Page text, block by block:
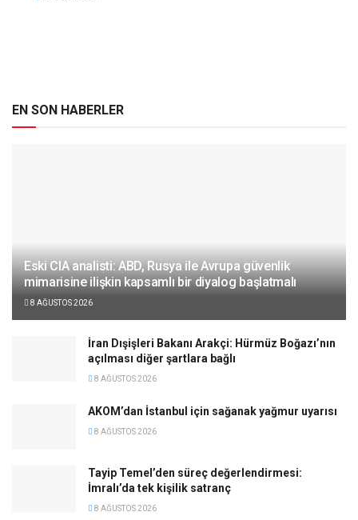
EN SON HABERLER
Eski CIA analisti: ABD, Rusya ile Avrupa güvenlik
mimarisine ilişkin kapsamlı bir diyalog başlatmalı
8 AĞUSTOS 2026
İran Dışişleri Bakanı Arakçi: Hürmüz Boğazı’nın
açılması diğer şartlara bağlı
8 AĞUSTOS 2026
AKOM’dan İstanbul için sağanak yağmur uyarısı
8 AĞUSTOS 2026
Tayip Temel’den süreç değerlendirmesi:
İmralı’da tek kişilik satranç
8 AĞUSTOS 2026